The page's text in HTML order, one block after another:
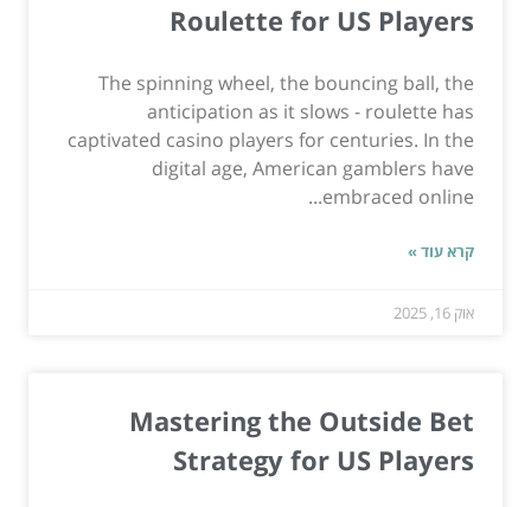
Roulette for US Players
The spinning wheel, the bouncing ball, the
anticipation as it slows - roulette has
captivated casino players for centuries. In the
digital age, American gamblers have
embraced online...
קרא עוד »
אוק 16, 2025
Mastering the Outside Bet
Strategy for US Players